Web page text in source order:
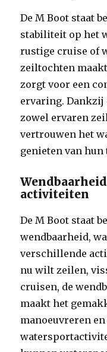
De M Boot staat
stabiliteit op het
rustige cruise of
zeiltochten
zorgt voor een
ervaring. Dankzij
zowel ervaren
vertrouwen het
genieten van hun
activiteiten
De M Boot staat
wendbaarheid,
verschillende
nu wilt zeilen,
cruisen, de
maakt het
manoeuvreren